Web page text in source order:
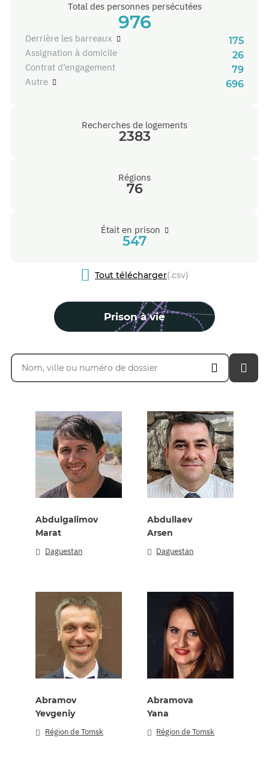
Total des personnes persécutées
976
Derrière les barreaux
175
assignation à domicile
26
Contrat d’engagement
79
Autre
696
Recherches de logements
2383
Régions
76
Était en prison
547
Tout télécharger(.csv)
Prison à vie
Abdulgalimov
Marat
Daguestan
Abdullaev
Arsen
Daguestan
Abramov
Yevgeniy
Région de Tomsk
Abramova
Yana
Région de Tomsk